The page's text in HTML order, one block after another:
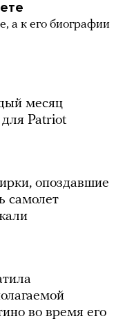
а к его биографии
месяц
для Patriot
опоздавшие
самолет
во время его